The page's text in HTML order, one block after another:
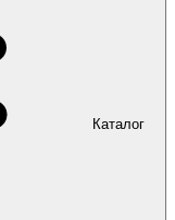
Каталог